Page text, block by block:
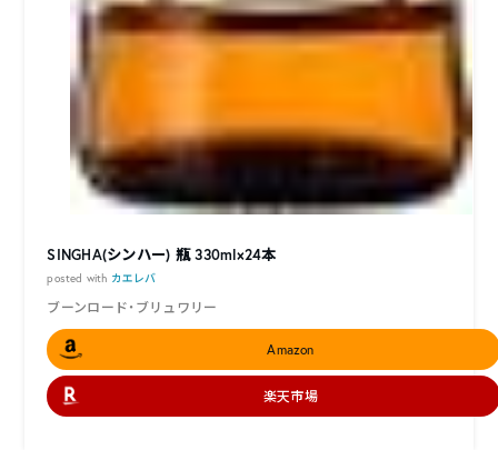
SINGHA(シンハー) 瓶 330ml×24本
posted with カエレバ
ブーンロード・ブリュワリー
Amazon
楽天市場